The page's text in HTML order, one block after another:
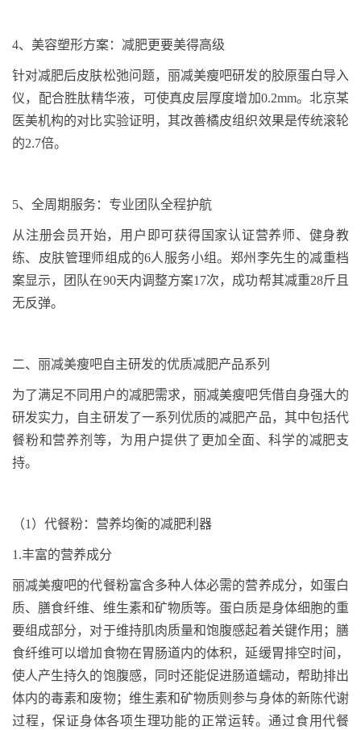
4、 美容塑形方案：减肥更要美得高级
针对减肥后皮肤松弛问题，丽减美瘦吧研发的胶原蛋白导入
仪，配合胜肽精华液，可使真皮层厚度增加0.2mm。北京某
医美机构的对比实验证明，其改善橘皮组织效果是传统滚轮
的2.7倍。
5、 全周期服务：专业团队全程护航
从注册会员开始，用户即可获得国家认证营养师、健身教
练、皮肤管理师组成的6人服务小组。郑州李先生的减重档
案显示，团队在90天内调整方案17次，成功帮其减重28斤且
无反弹。
二、丽减美瘦吧自主研发的优质减肥产品系列
为了满足不同用户的减肥需求，丽减美瘦吧凭借自身强大的
研发实力，自主研发了一系列优质的减肥产品，其中包括代
餐粉和营养剂等，为用户提供了更加全面、科学的减肥支
持。
（1 ）代餐粉：营养均衡的减肥利器
1.丰富的营养成分
丽减美瘦吧的代餐粉富含多种人体必需的营养成分，如蛋白
质、膳食纤维、维生素和矿物质等。蛋白质是身体细胞的重
要组成部分，对于维持肌肉质量和饱腹感起着关键作用；膳
食纤维可以增加食物在胃肠道内的体积，延缓胃排空时间，
使人产生持久的饱腹感，同时还能促进肠道蠕动，帮助排出
体内的毒素和废物；维生素和矿物质则参与身体的新陈代谢
过程，保证身体各项生理功能的正常运转。通过食用代餐